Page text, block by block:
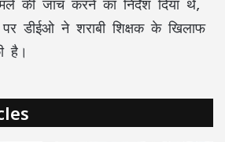
डीईओ ने शराबी शिक्षक के खिलाफ
है।